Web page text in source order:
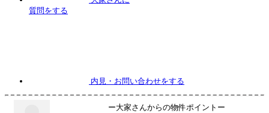
質問をする
内見 ・お問い合わせをする
ー大家さんからの物件ポイントー